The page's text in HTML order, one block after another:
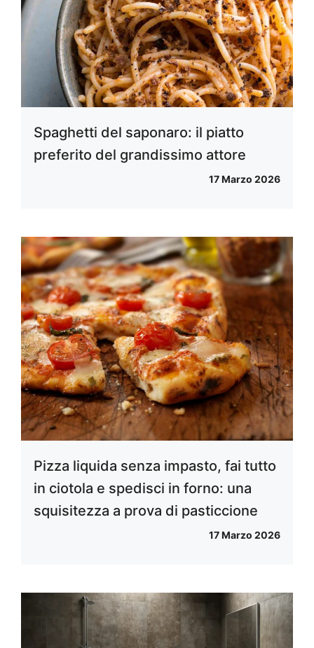
Spaghetti del saponaro: il piatto
preferito del grandissimo attore
17 Marzo 2026
Pizza liquida senza impasto, fai tutto
in ciotola e spedisci in forno: una
squisitezza a prova di pasticcione
17 Marzo 2026